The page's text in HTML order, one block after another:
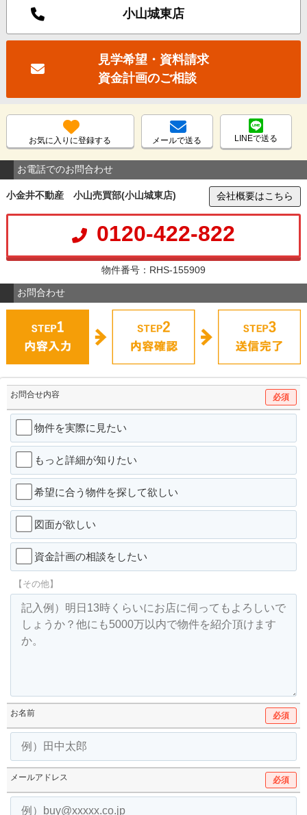
小山城東店
見学希望・資料請求
資金計画のご相談
お気に入りに登録する メールで送る LINEで送る
お電話でのお問合わせ
小金井不動産 小山売買部(小山城東店) 会社概要はこちら
0120-422-822
物件番号：RHS-155909
お問合わせ
お問合せ内容 必須
物件を実際に見たい
もっと詳細が知りたい
希望に合う物件を探して欲しい
図面が欲しい
資金計画の相談をしたい
【その他】
お名前 必須
メールアドレス 必須